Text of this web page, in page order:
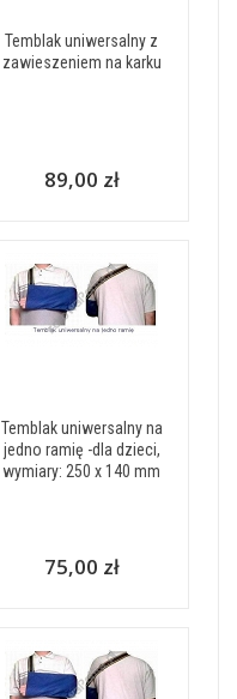
Temblak uniwersalny z
zawieszeniem na karku
89,00 zł
Temblak uniwersalny na
jedno ramię -dla dzieci,
wymiary: 250 x 140 mm
75,00 zł